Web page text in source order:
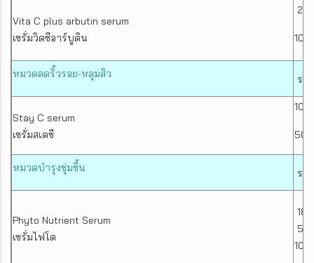
Vita C plus arbutin serum
เซรั่มวิตซีอาร์บูติน
20
100
หมวดลดริ้วรอย-หลุมสิว รา
Stay C serum
เซรั่มสเตซี
10
50
หมวดบำรุงชุ่มชื้น รา
Phyto Nutrient Serum
เซรั่มไฟโต
18
50
100